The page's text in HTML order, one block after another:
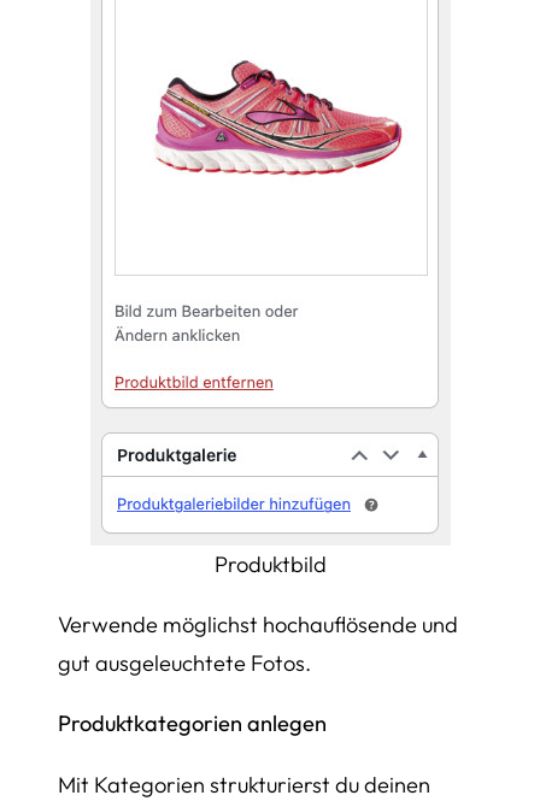
Produktbild
Verwende möglichst hochauflösende und
gut ausgeleuchtete Fotos.
Produktkategorien anlegen
Mit Kategorien strukturierst du deinen